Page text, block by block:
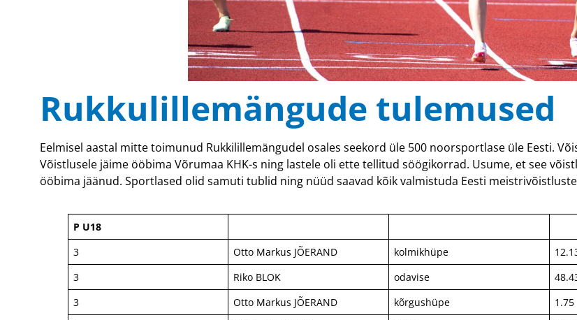
Rukkulillemängude tulemused
Eelmisel aastal mitte toimunud Rukkilillemängudel osales seekord üle 500 noorsportlase üle Eesti.
Võistlusele jäime ööbima Võrumaa KHK-s ning lastele oli ette tellitud söögikorrad. Usume, et see
ööbima jäänud. Sportlased olid samuti tublid ning nüüd saavad kõik valmistuda Eesti
P U18
3
Otto Markus JÕERAND kolmikhüpe
3
Riko BLOK odavise
3
Otto Markus JÕERAND kõrgushüpe 1.75